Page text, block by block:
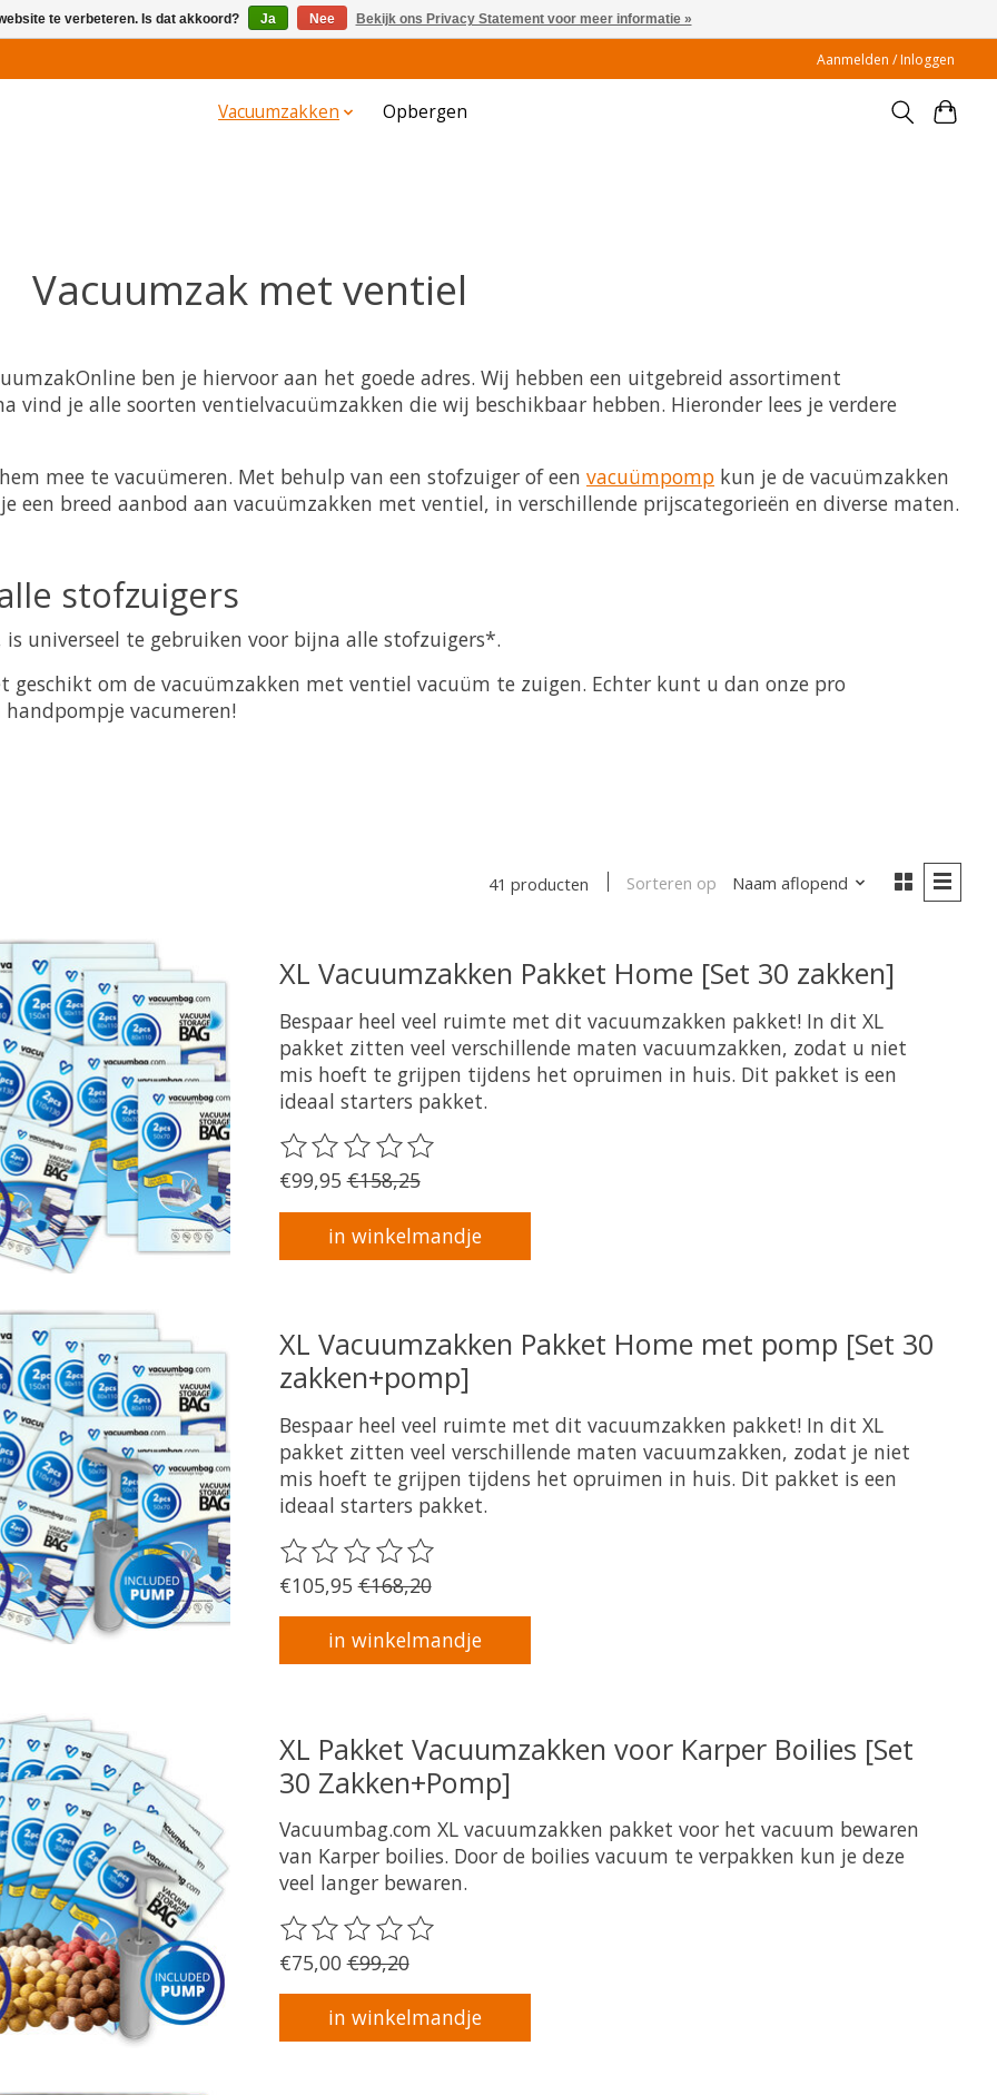
Aanmelden / Inloggen
Vacuumzakken Opbergen
Vacuumzak met ventiel
ben je hiervoor aan het goede adres. Wij hebben een uitgebreid assortiment
vind je alle soorten ventielvacuümzakken die wij beschikbaar hebben. Hieronder lees je verdere
mee te vacuümeren. Met behulp van een stofzuiger of een vacuümpomp kun je de vacuümzakken
een breed aanbod aan vacuümzakken met ventiel, in verschillende prijscategorieën en diverse maten.
stofzuigers
universeel te gebruiken voor bijna alle stofzuigers*.
om de vacuümzakken met ventiel vacuüm te zuigen. Echter kunt u dan onze pro
vacumeren!
41 producten Sorteren op Naam aflopend
XL Vacuumzakken Pakket Home [Set 30 zakken]
Bespaar heel veel ruimte met dit vacuumzakken pakket! In dit XL
pakket zitten veel verschillende maten vacuumzakken, zodat u niet
mis hoeft te grijpen tijdens het opruimen in huis. Dit pakket is een
ideaal starters pakket.
De beoordeling van dit product is
€99,95 €158,25
in winkelmandje
XL Vacuumzakken Pakket Home met pomp [Set 30
zakken+pomp]
Bespaar heel veel ruimte met dit vacuumzakken pakket! In dit XL
pakket zitten veel verschillende maten vacuumzakken, zodat je niet
mis hoeft te grijpen tijdens het opruimen in huis. Dit pakket is een
ideaal starters pakket.
De beoordeling van dit product is
€105,95 €168,20
in winkelmandje
XL Pakket Vacuumzakken voor Karper Boilies [Set
30 Zakken+Pomp]
Vacuumbag.com XL vacuumzakken pakket voor het vacuum bewaren
van Karper boilies. Door de boilies vacuum te verpakken kun je deze
veel langer bewaren.
De beoordeling van dit product is
€75,00 €99,20
in winkelmandje
te verbeteren. Is dat akkoord? Ja Nee Bekijk ons Privacy Statement voor meer informatie »